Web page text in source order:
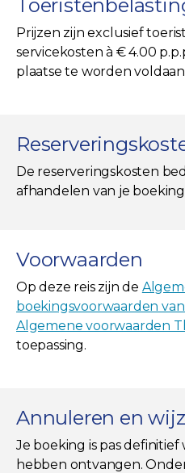
Prijzen zijn exclusief
servicekosten à € 4.00
plaatse te worden
De reserveringskosten
afhandelen van je boeking
Voorwaarden
Op deze reis zijn de
boekingsvoorwaarden van
Algemene voorwaarden
toepassing.
Annuleren en
Je boeking is pas
hebben ontvangen.